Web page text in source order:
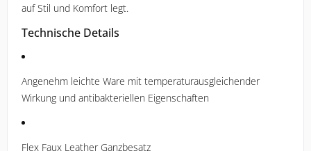
auf Stil und Komfort legt.
Technische Details
Angenehm leichte Ware mit temperaturausgleichender
Wirkung und antibakteriellen Eigenschaften
Flex Faux Leather Ganzbesatz